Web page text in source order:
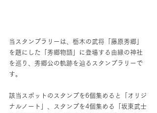
当スタンプラリーは、栃木の武将「藤原秀郷」
を題にした「秀郷物語」に登場する由縁の神社
を巡り、秀郷公の軌跡を辿るスタンプラリーで
す。
該当スポットのスタンプを6個集めると「オリジ
ナルノート」、スタンプを4個集める「坂東武士